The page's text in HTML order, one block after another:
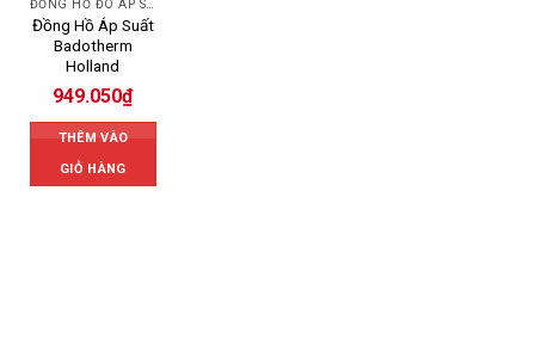
Đồng Hồ Áp Suất
Badotherm
Holland
949.050₫
THÊM VÀO
GIỎ HÀNG